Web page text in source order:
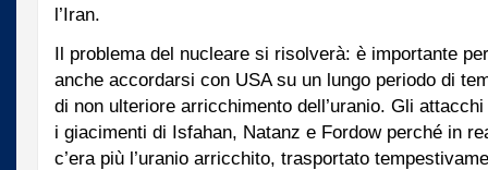
l’Iran.
Il problema del nucleare si risolverà: è importante
anche accordarsi con USA su un lungo periodo di
di non ulteriore arricchimento dell’uranio. Gli
i giacimenti di Isfahan, Natanz e Fordow perché in
c’era più l’uranio arricchito, trasportato